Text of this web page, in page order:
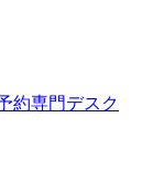
約専門デスク